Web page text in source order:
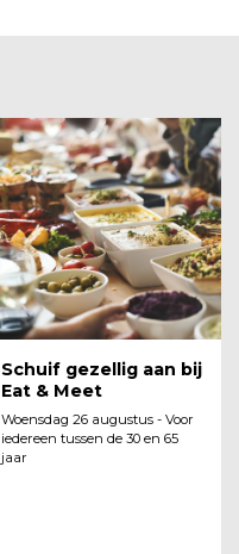
Schuif gezellig aan bij
Eat & Meet
Woensdag 26 augustus - Voor
iedereen tussen de 30 en 65
jaar